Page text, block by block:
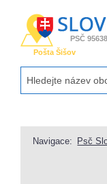
PSČ 95638
Pošta Šišov
Navigace: Psč